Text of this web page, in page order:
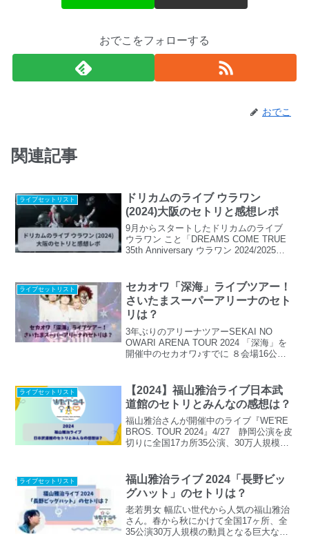
おでこをフォローする
おでこ
関連記事
ライブセットリスト
ドリカムのライブ ウラワン
(2024)大阪のセトリと感想レポ
9月からスタートしたドリカムのライブ
ウラワン こと「DREAMS COME TRUE
35th Anniversary ウラワン 2024/2025」
ープ過ぎるセトリでベイビーズ達を盛り
上げているドリカム大阪では、どんなラ
イブで どんなセトリなのか気になりま
す！というわけで、今回は【ドリカムの
ライブ ウラワン (2024)大阪のセトリと感
想レポ】と題して、ドリカムのライブ、
ウラワン2024の気になるセットリストや
参戦したベイビーズの反応をチェックし
ライブセットリスト
セカオワ「深海」ライブツアー！
さいたまスーパーアリーナのセト
リは？
3年ぶりのアリーナツアーSEKAI NO
OWARI ARENA TOUR 2024 「深海」を
開催中のセカオワ♪すでに ８会場16公演
ブですね！気になるセトリをチェックし
てみましょう！
ライブセットリスト
【2024】福山雅治ライブ日本武
道館のセトリとみんなの感想は？
福山雅治さんが開催中のライブ『WE'RE
BROS. TOUR 2024』4/27 静岡公演を皮
切りに全国17カ所35公演、30万人規模の
公演を迎えます。今回は、そんな福山雅
治さんのファイナルツアー 日本武道館公
演のセトリとみんなの感想をチェックし
ていきたいと思います。
ライブセットリスト
福山雅治ライブ 2024「長野ビッ
グハット」のセトリは？
老若男女 幅広い世代から人気の福山雅治
さん。春から秋にかけて全国17ヶ所、全
35公演30万人規模の動員となる巨大な音